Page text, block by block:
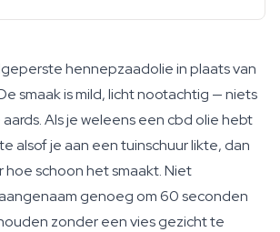
hennepzaadolie in plaats van
smaak is mild, licht nootachtig — niets
Als je weleens een cbd olie hebt
alsof je aan een tuinschuur likte, dan
schoon het smaakt. Niet
genoeg om 60 seconden
zonder een vies gezicht te